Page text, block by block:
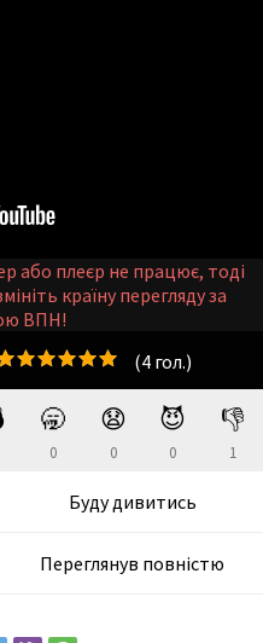
🥱
0
😧
0
😈
0
👎
1
Буду дивитись
Переглянув повністю
(4гол.)
або плеєр не працює, тоді
країну перегляду за
ВПН!